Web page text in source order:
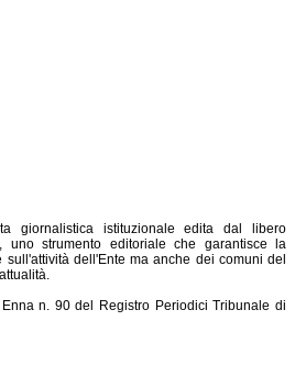
giornalistica istituzionale edita dal libero
uno strumento editoriale che garantisce la
sull'attività dell'Ente ma anche dei comuni del
n. 90 del Registro Periodici Tribunale di